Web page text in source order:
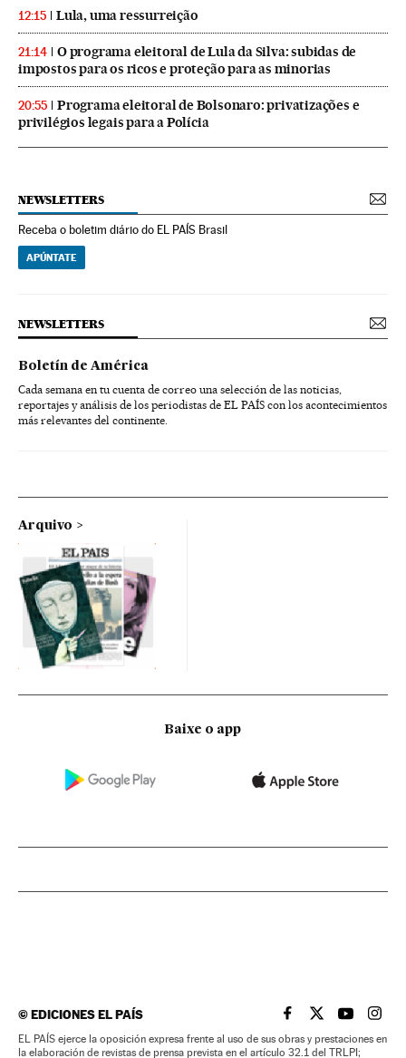
12:15 Lula, uma ressurreição
21:14
O programa eleitoral de Lula da Silva: subidas de
impostos para os ricos e proteção para as minorias
20:55
Programa eleitoral de Bolsonaro: privatizações e
privilégios legais para a Polícia
NEWSLETTERS
Receba o boletim diário do EL PAÍS Brasil
APÚNTATE
NEWSLETTERS
Boletín de América
Cada semana en tu cuenta de correo una selección de las noticias,
reportajes y análisis de los periodistas de EL PAÍS con los acontecimientos
más relevantes del continente.
Arquivo
Baixe o app
©EDICIONES EL PAÍS EL PAÍS BRASIL EN
EL PAÍSEL PAÍS
EL
EL PAÍS ejerce la oposición expresa frente al uso de sus obras y prestaciones en
la elaboración de revistas de prensa prevista en el artículo 32.1 del TRLPI;